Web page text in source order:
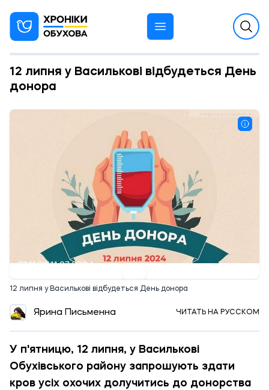
12 липня у Василькові відбудеться День
донора
11:30 11.07.2024
12 липня у Василькові відбудеться День донора
Ярина Письменна ЧИТАТЬ НА РУССКОМ
У п'ятницю, 12 липня, у Василькові
Обухівського району запрошують здати
кров усіх охочих долучитись до донорства